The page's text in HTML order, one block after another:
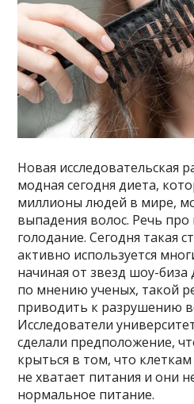
Новая исследовательская
модная сегодня диета,
миллионы людей в мире,
выпадения волос. Речь
голодание. Сегодня такая
активно используется
начиная от звезд шоу-
по мнению ученых, такой
приводить к разрушению
Исследователи
сделали предположение,
крыться в том, что
не хватает питания и они
нормальное питание.